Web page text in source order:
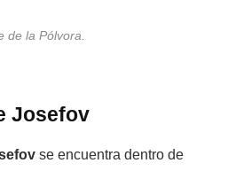
de la Pólvora.
Josefov
se encuentra dentro de